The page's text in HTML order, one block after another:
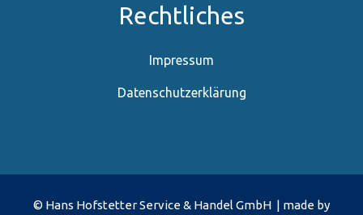
Rechtliches
Impressum
Datenschutzerklärung
© Hans Hofstetter Service & Handel GmbH | made by